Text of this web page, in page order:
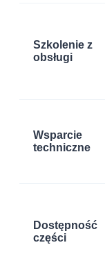
Szkolenie z
obsługi
Wsparcie
techniczne
Dostępność
części